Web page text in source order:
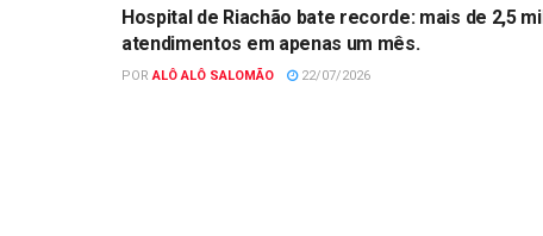
Hospital de Riachão bate recorde: mais de 2,5 mil
atendimentos em apenas um mês.
POR ALÔ ALÔ SALOMÃO 22/07/2026